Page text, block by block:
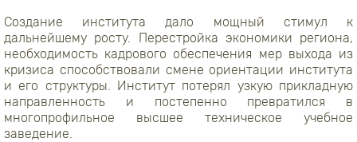
Создание института дало мощный стимул к
дальнейшему росту. Перестройка экономики региона,
необходимость кадрового обеспечения мер выхода из
кризиса способствовали смене ориентации института
и его структуры. Институт потерял узкую прикладную
направленность и постепенно превратился в
многопрофильное высшее техническое учебное
заведение.